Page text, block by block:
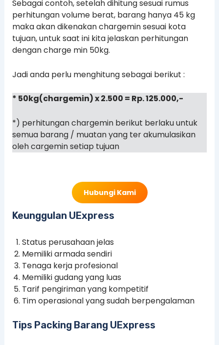
Sebagai contoh, setelah dihitung sesuai rumus
perhitungan volume berat, barang hanya 45 kg
maka akan dikenakan chargemin sesuai kota
tujuan, untuk saat ini kita jelaskan perhitungan
dengan charge min 50kg.
Jadi anda perlu menghitung sebagai berikut :
* 50kg(chargemin) x 2.500 = Rp. 125.000,-
*) perhitungan chargemin berikut berlaku untuk
semua barang / muatan yang ter akumulasikan
oleh cargemin setiap tujuan
Hubungi Kami
Keunggulan UExpress
Status perusahaan jelas
Memiliki armada sendiri
Tenaga kerja profesional
Memiliki gudang yang luas
Tarif pengiriman yang kompetitif
Tim operasional yang sudah berpengalaman
Tips Packing Barang UExpress